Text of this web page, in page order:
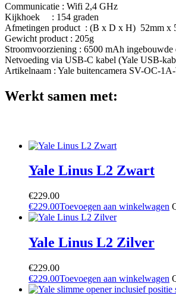
Communicatie : Wifi 2,4 GHz
Kijkhoek : 154 graden
Afmetingen product : (B x D x H) 52mm x
Gewicht product : 205g
Stroomvoorziening : 6500 mAh ingebouwde
Netvoeding via USB-C kabel (Yale USB-
Artikelnaam : Yale buitencamera SV-OC-
Werkt samen met:
Yale Linus L2 Zwart
€229.00
€229.00Toevoegen aan winkelwagen
Yale Linus L2 Zilver
€229.00
€229.00Toevoegen aan winkelwagen